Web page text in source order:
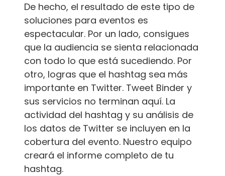
De hecho, el resultado de este tipo de
soluciones para eventos es
espectacular. Por un lado, consigues
que la audiencia se sienta relacionada
con todo lo que está sucediendo. Por
otro, logras que el hashtag sea más
importante en Twitter. Tweet Binder y
sus servicios no terminan aquí. La
actividad del hashtag y su análisis de
los datos de Twitter se incluyen en la
cobertura del evento. Nuestro equipo
creará el informe completo de tu
hashtag.